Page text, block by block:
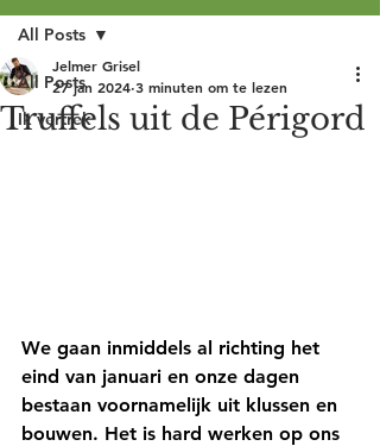
All Posts
Ik vertrek
All Posts
Truffels uit de Périgord
Jelmer Grisel
27 jan 2024 3 minuten om te lezen
We gaan inmiddels al richting het
eind van januari en onze dagen
bestaan voornamelijk uit klussen en
bouwen. Het is hard werken op ons